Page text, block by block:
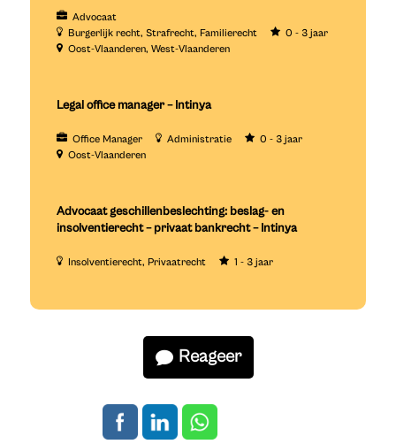
Advocaat
Burgerlijk recht Strafrecht Familierecht
0 - 3 jaar
Oost-Vlaanderen West-Vlaanderen
Legal office manager – Intinya
Office Manager Administratie
0 - 3 jaar
Oost-Vlaanderen
Advocaat geschillenbeslechting: beslag- en
insolventierecht – privaat bankrecht – Intinya
Insolventierecht Privaatrecht 1 - 3 jaar
Reageer